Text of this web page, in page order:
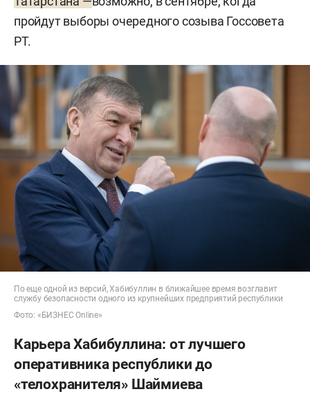
пройдут выборы очередного созыва Госсовета
РТ.
По еще одной из версий, Хабибуллин в ближайшее время возглавит
службу безопасности одного из крупнейших предприятий республики
Фото: «БИЗНЕС Online»
Карьера Хабибуллина: от лучшего
оперативника республики до
«телохранителя» Шаймиева